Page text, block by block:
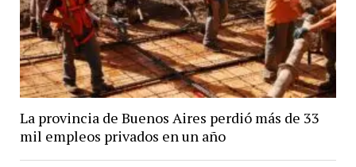
La provincia de Buenos Aires perdió más de 33
mil empleos privados en un año